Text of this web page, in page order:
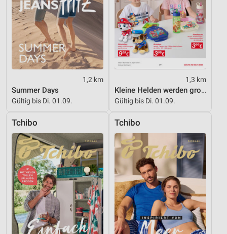
1,2 km
Summer Days
Gültig bis Di. 01.09.
1,3 km
Kleine Helden werden gross
Gültig bis Di. 01.09.
Tchibo Tchibo